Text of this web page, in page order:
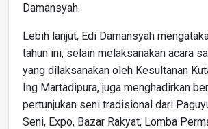
Damansyah.
Lebih lanjut, Edi Damansyah
tahun ini, selain melaksanakan acara
yang dilaksanakan oleh Kesultanan
Ing Martadipura, juga menghadirkan
pertunjukan seni tradisional dari
Seni, Expo, Bazar Rakyat, Lomba